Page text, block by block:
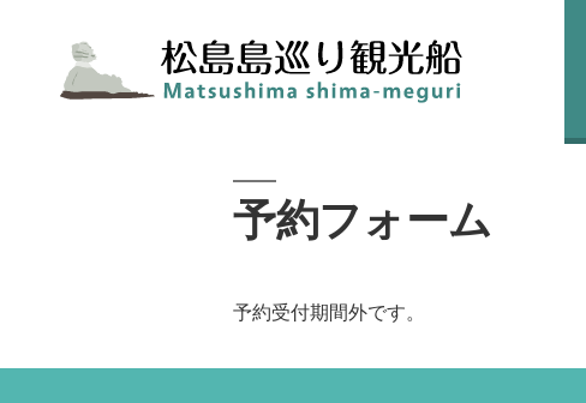
予約フォーム
予約受付期間外です。